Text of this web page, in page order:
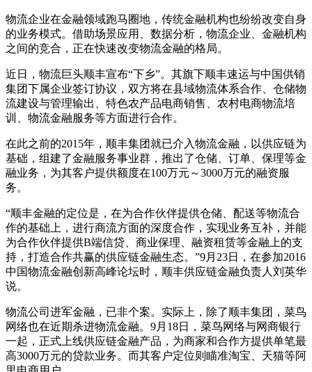
物流企业在金融领域跑马圈地，传统金融机构也纷纷改变自身
的业务模式。借助场景应用、数据分析，物流企业、金融机构
之间的竞合，正在快速改变物流金融的格局。
近日，物流巨头顺丰宣布“下乡”。其旗下顺丰速运与中国供销
集团下属企业签订协议，双方将在县域物流体系合作、仓储物
流建设与管理输出、特色农产品电商销售、农村电商物流培
训、物流金融服务等方面进行合作。
在此之前的2015年，顺丰集团就已介入物流金融，以供应链为
基础，组建了金融服务事业群，推出了仓储、订单、保理等金
融业务，为其客户提供额度在100万元～3000万元的融资服
务。
“顺丰金融的定位是，在为合作伙伴提供仓储、配送等物流合
作的基础上，进行商流方面的深度合作，实现业务互补，并能
为合作伙伴提供B端信贷、商业保理、融资租赁等金融上的支
持，打造合作共赢的供应链金融生态。”9月23日，在参加2016
中国物流金融创新高峰论坛时，顺丰供应链金融负责人刘英华
说。
物流公司进军金融，已非个案。实际上，除了顺丰集团，菜鸟
网络也在近期杀进物流金融。9月18日，菜鸟网络与网商银行
一起，正式上线供应链金融产品，为商家和合作方提供单笔最
高3000万元的贷款业务。而其客户定位则瞄准淘宝、天猫等阿